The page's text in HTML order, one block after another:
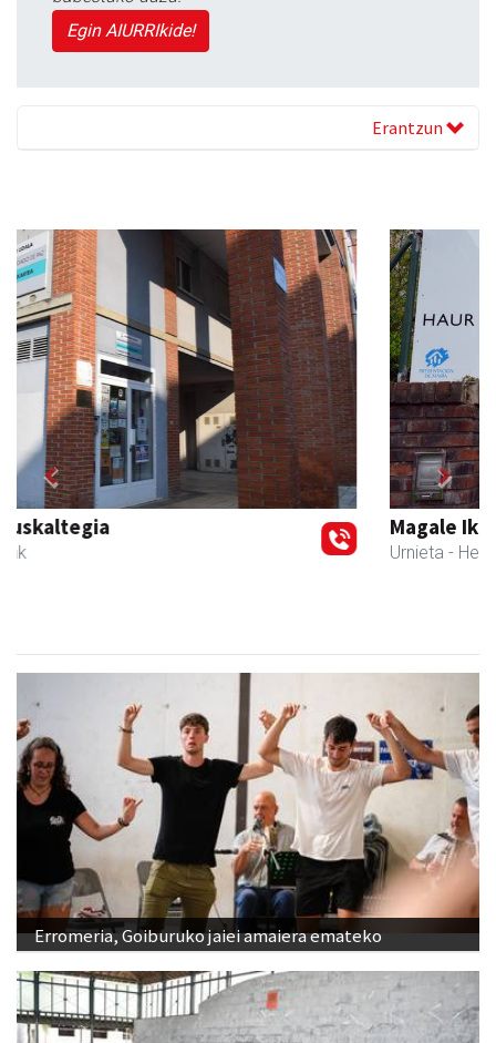
Egin AIURRIkide!
Erantzun
Magale Ikastetxea
Urnieta
Previous Next
Erromeria, Goiburuko jaiei amaiera emateko